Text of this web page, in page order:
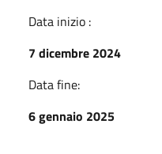
Data inizio :
7 dicembre 2024
Data fine:
6 gennaio 2025